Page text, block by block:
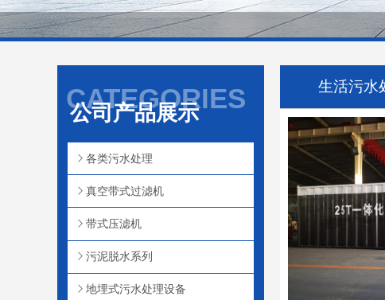
生活污水
公司产品展示
CATEGORIES
各类污水处理
真空带式过滤机
带式压滤机
污泥脱水系列
地埋式污水处理设备